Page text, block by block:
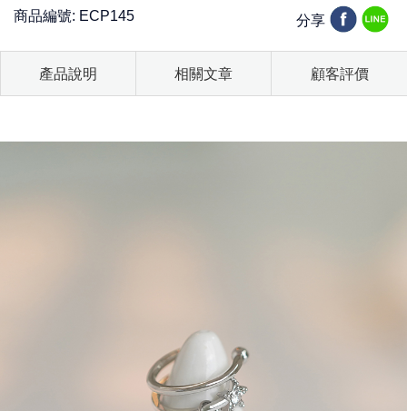
商品編號: ECP145 分享
產品說明 相關文章 顧客評價